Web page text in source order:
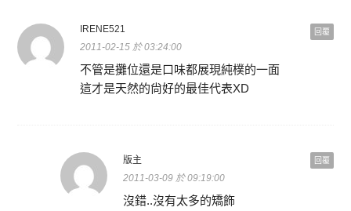
回覆
IRENE521
2011-02-15 於 03:24:00
不管是攤位還是口味都展現純樸的一面
這才是天然的尙好的最佳代表XD
回覆
版主
2011-03-09 於 09:19:00
沒錯..沒有太多的矯飾